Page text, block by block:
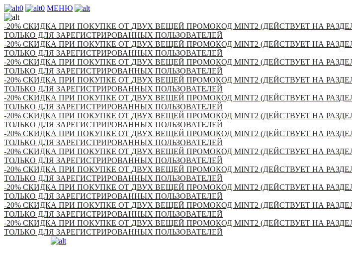
0 0 МЕНЮ
-20% СКИДКА ПРИ ПОКУПКЕ ОТ ДВУХ ВЕЩЕЙ ПРОМОКОД MINT2 (ДЕЙСТВУЕТ НА
ТОЛЬКО ДЛЯ ЗАРЕГИСТРИРОВАННЫХ ПОЛЬЗОВАТЕЛЕЙ
-20% СКИДКА ПРИ ПОКУПКЕ ОТ ДВУХ ВЕЩЕЙ ПРОМОКОД MINT2 (ДЕЙСТВУЕТ НА
ТОЛЬКО ДЛЯ ЗАРЕГИСТРИРОВАННЫХ ПОЛЬЗОВАТЕЛЕЙ
-20% СКИДКА ПРИ ПОКУПКЕ ОТ ДВУХ ВЕЩЕЙ ПРОМОКОД MINT2 (ДЕЙСТВУЕТ НА
ТОЛЬКО ДЛЯ ЗАРЕГИСТРИРОВАННЫХ ПОЛЬЗОВАТЕЛЕЙ
-20% СКИДКА ПРИ ПОКУПКЕ ОТ ДВУХ ВЕЩЕЙ ПРОМОКОД MINT2 (ДЕЙСТВУЕТ НА
ТОЛЬКО ДЛЯ ЗАРЕГИСТРИРОВАННЫХ ПОЛЬЗОВАТЕЛЕЙ
-20% СКИДКА ПРИ ПОКУПКЕ ОТ ДВУХ ВЕЩЕЙ ПРОМОКОД MINT2 (ДЕЙСТВУЕТ НА
ТОЛЬКО ДЛЯ ЗАРЕГИСТРИРОВАННЫХ ПОЛЬЗОВАТЕЛЕЙ
-20% СКИДКА ПРИ ПОКУПКЕ ОТ ДВУХ ВЕЩЕЙ ПРОМОКОД MINT2 (ДЕЙСТВУЕТ НА
ТОЛЬКО ДЛЯ ЗАРЕГИСТРИРОВАННЫХ ПОЛЬЗОВАТЕЛЕЙ
-20% СКИДКА ПРИ ПОКУПКЕ ОТ ДВУХ ВЕЩЕЙ ПРОМОКОД MINT2 (ДЕЙСТВУЕТ НА
ТОЛЬКО ДЛЯ ЗАРЕГИСТРИРОВАННЫХ ПОЛЬЗОВАТЕЛЕЙ
-20% СКИДКА ПРИ ПОКУПКЕ ОТ ДВУХ ВЕЩЕЙ ПРОМОКОД MINT2 (ДЕЙСТВУЕТ НА
ТОЛЬКО ДЛЯ ЗАРЕГИСТРИРОВАННЫХ ПОЛЬЗОВАТЕЛЕЙ
-20% СКИДКА ПРИ ПОКУПКЕ ОТ ДВУХ ВЕЩЕЙ ПРОМОКОД MINT2 (ДЕЙСТВУЕТ НА
ТОЛЬКО ДЛЯ ЗАРЕГИСТРИРОВАННЫХ ПОЛЬЗОВАТЕЛЕЙ
-20% СКИДКА ПРИ ПОКУПКЕ ОТ ДВУХ ВЕЩЕЙ ПРОМОКОД MINT2 (ДЕЙСТВУЕТ НА
ТОЛЬКО ДЛЯ ЗАРЕГИСТРИРОВАННЫХ ПОЛЬЗОВАТЕЛЕЙ
-20% СКИДКА ПРИ ПОКУПКЕ ОТ ДВУХ ВЕЩЕЙ ПРОМОКОД MINT2 (ДЕЙСТВУЕТ НА
ТОЛЬКО ДЛЯ ЗАРЕГИСТРИРОВАННЫХ ПОЛЬЗОВАТЕЛЕЙ
-20% СКИДКА ПРИ ПОКУПКЕ ОТ ДВУХ ВЕЩЕЙ ПРОМОКОД MINT2 (ДЕЙСТВУЕТ НА
ТОЛЬКО ДЛЯ ЗАРЕГИСТРИРОВАННЫХ ПОЛЬЗОВАТЕЛЕЙ